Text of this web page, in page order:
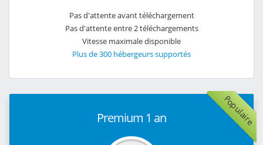
Pas d'attente avant téléchargement
Pas d'attente entre 2 téléchargements
Vitesse maximale disponible
Plus de 300 hébergeurs supportés
Populaire
Premium 1 an